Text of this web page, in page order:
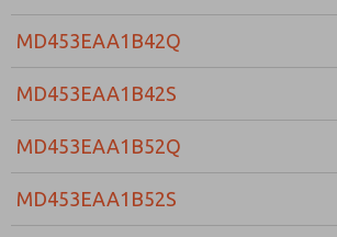
MD453EAA1B42Q
MD453EAA1B42S
MD453EAA1B52Q
MD453EAA1B52S